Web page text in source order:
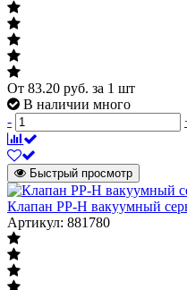
От 83.20 руб. за 1 шт
В наличии много
-
Быстрый просмотр
Клапан PP-H вакуумный
Артикул: 881780